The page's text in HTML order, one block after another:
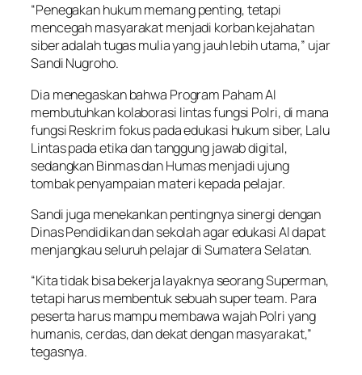
“Penegakan hukum memang penting, tetapi
mencegah masyarakat menjadi korban kejahatan
siber adalah tugas mulia yang jauh lebih utama,” ujar
Sandi Nugroho.
Dia menegaskan bahwa Program Paham AI
membutuhkan kolaborasi lintas fungsi Polri, di mana
fungsi Reskrim fokus pada edukasi hukum siber, Lalu
Lintas pada etika dan tanggung jawab digital,
sedangkan Binmas dan Humas menjadi ujung
tombak penyampaian materi kepada pelajar.
Sandi juga menekankan pentingnya sinergi dengan
Dinas Pendidikan dan sekolah agar edukasi AI dapat
menjangkau seluruh pelajar di Sumatera Selatan.
“Kita tidak bisa bekerja layaknya seorang Superman,
tetapi harus membentuk sebuah super team. Para
peserta harus mampu membawa wajah Polri yang
humanis, cerdas, dan dekat dengan masyarakat,”
tegasnya.